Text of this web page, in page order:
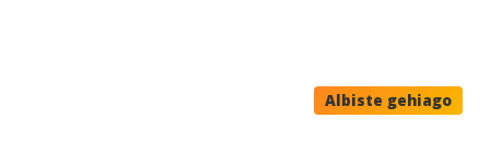
Albiste gehiago